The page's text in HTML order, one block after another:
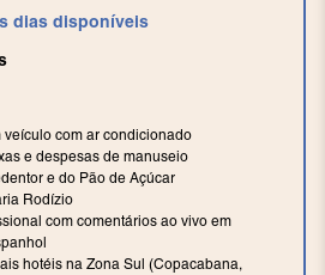
dias disponíveis
veículo com ar condicionado
e despesas de manuseio
e do Pão de Açúcar
Rodízio
com comentários ao vivo em
hotéis na Zona Sul (Copacabana,